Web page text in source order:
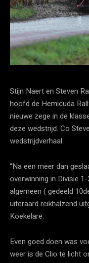
Stijn Naert en Steven
hoofd de Hemicuda
nieuwe zege in de
deze wedstrijd. Co
wedstrijdverhaal.
“Na een meer dan
overwinning in Divisie
algemeen ( gedeeld
uiteraard reikhalzend
Koekelare.
Even goed doen was
weer is de Clio te licht